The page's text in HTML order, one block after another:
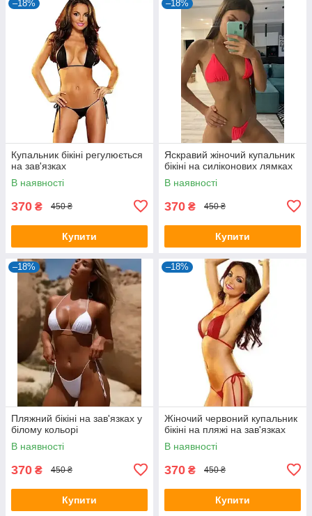
–18%
Купальник бікіні регулюється
на зав'язках
В наявності
370 ₴ 450 ₴
Купити
–18%
Яскравий жіночий купальник
бікіні на силіконових лямках
В наявності
370 ₴ 450 ₴
Купити
–18%
Пляжний бікіні на зав'язках у
білому кольорі
В наявності
370 ₴ 450 ₴
Купити
–18%
Жіночий червоний купальник
бікіні на пляжі на зав'язках
В наявності
370 ₴ 450 ₴
Купити